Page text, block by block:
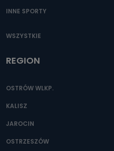
Można to zrobić pod numerem
e-mailowo pod adresem:
INNE SPORTY
WSZYSTKIE
REGION
OSTRÓW WLKP.
KALISZ
JAROCIN
OSTRZESZÓW